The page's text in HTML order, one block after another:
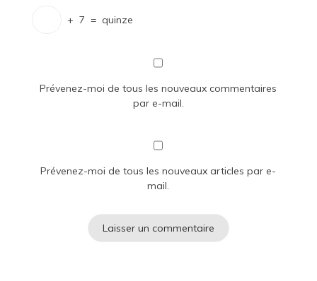
+ 7 = quinze
Prévenez-moi de tous les nouveaux commentaires
par e-mail.
Prévenez-moi de tous les nouveaux articles par e-
mail.